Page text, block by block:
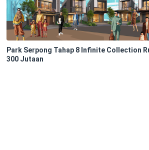
Park Serpong Tahap 8 Infinite Collection
300 Jutaan